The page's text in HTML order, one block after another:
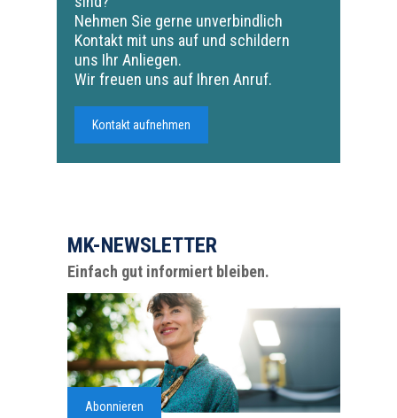
Nehmen Sie gerne unverbindlich
Kontakt mit uns auf und schildern
uns Ihr Anliegen.
Wir freuen uns auf Ihren Anruf.
Kontakt aufnehmen
MK-NEWSLETTER
Einfach gut informiert bleiben.
Abonnieren